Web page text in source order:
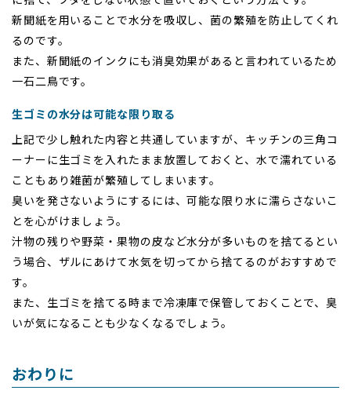
新聞紙を用いることで水分を吸収し、菌の繁殖を防止してくれ
るのです。
また、新聞紙のインクにも消臭効果があると言われているため
一石二鳥です。
生ゴミの水分は可能な限り取る
上記で少し触れた内容と共通していますが、キッチンの三角コ
ーナーに生ゴミを入れたまま放置しておくと、水で濡れている
こともあり雑菌が繁殖してしまいます。
臭いを発さないようにするには、可能な限り水に濡らさないこ
とを心がけましょう。
汁物の残りや野菜・果物の皮など水分が多いものを捨てるとい
う場合、ザルにあけて水気を切ってから捨てるのがおすすめで
す。
また、生ゴミを捨てる時まで冷凍庫で保管しておくことで、臭
いが気になることも少なくなるでしょう。
おわりに